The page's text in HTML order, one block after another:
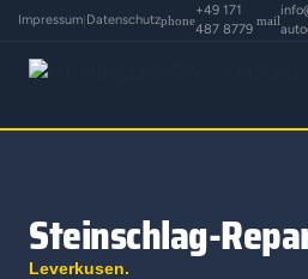
Impressum|Datenschutzphone
+49 171
487 8779
mail
Steinschlag-
Leverkusen.